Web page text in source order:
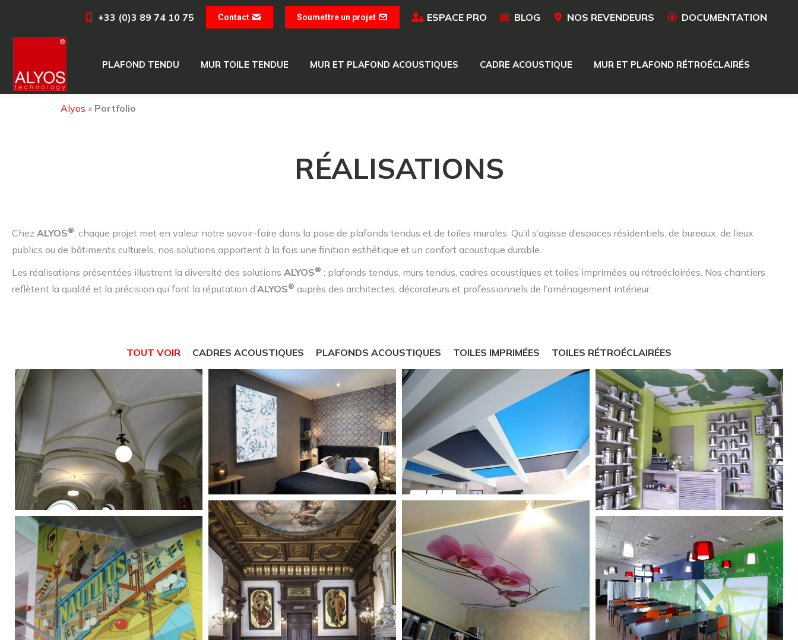
+33 (0)3 89 74 10 75 Contact Soumettre un projet ESPACE PRO BLOG NOS REVENDEURS DOCUMENTATION
PLAFOND TENDU MUR TOILE TENDUE MUR ET PLAFOND ACOUSTIQUES CADRE ACOUSTIQUE MUR ET PLAFOND RÉTROÉCLAIRÉS
Alyos » Portfolio
RÉALISATIONS
Chez ALYOS®, chaque projet met en valeur notre savoir-faire dans la pose de plafonds tendus et de toiles murales. Qu’il s’agisse d’espaces résidentiels, de bureaux, de lieux
publics ou de bâtiments culturels, nos solutions apportent à la fois une finition esthétique et un confort acoustique durable.
Les réalisations présentées illustrent la diversité des solutions ALYOS® : plafonds tendus, murs tendus, cadres acoustiques et toiles imprimées ou rétroéclairées. Nos chantiers
reflètent la qualité et la précision qui font la réputation d’ALYOS® auprès des architectes, décorateurs et professionnels de l’aménagement intérieur.
TOUT VOIR CADRES ACOUSTIQUES PLAFONDS ACOUSTIQUES TOILES IMPRIMÉES TOILES RÉTROÉCLAIRÉES
MUR TOILE TENDUE MUR ET PLAFOND ACOUSTIQUES